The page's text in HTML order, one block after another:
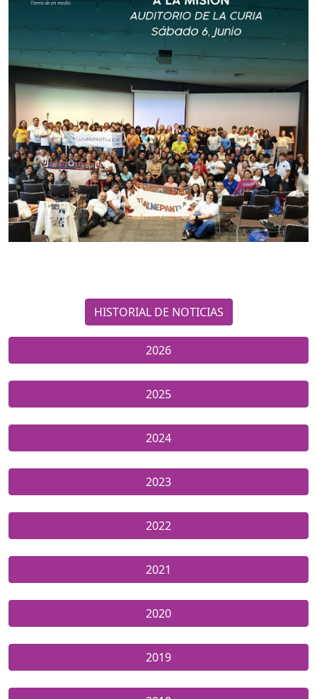
HISTORIAL DE NOTICIAS
2026
2025
2024
2023
2022
2021
2020
2019